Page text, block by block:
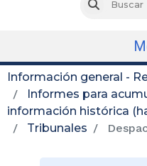
Buscar
Información general -
Informes para
información histórica
Tribunales